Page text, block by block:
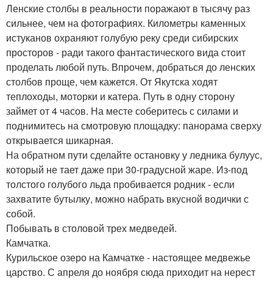
Ленские столбы в реальности поражают в тысячу раз
сильнее, чем на фотографиях. Километры каменных
истуканов охраняют голубую реку среди сибирских
просторов - ради такого фантастического вида стоит
проделать любой путь. Впрочем, добраться до ленских
столбов проще, чем кажется. От Якутска ходят
теплоходы, моторки и катера. Путь в одну сторону
займет от 4 часов. На месте соберитесь с силами и
поднимитесь на смотровую площадку: панорама сверху
открывается шикарная.
На обратном пути сделайте остановку у ледника булуус,
который не тает даже при 30-градусной жаре. Из-под
толстого голубого льда пробивается родник - если
захватите бутылку, можно набрать вкусной водички с
собой.
Побывать в столовой трех медведей.
Камчатка.
Курильское озеро на Камчатке - настоящее медвежье
царство. С апреля до ноября сюда приходит на нерест